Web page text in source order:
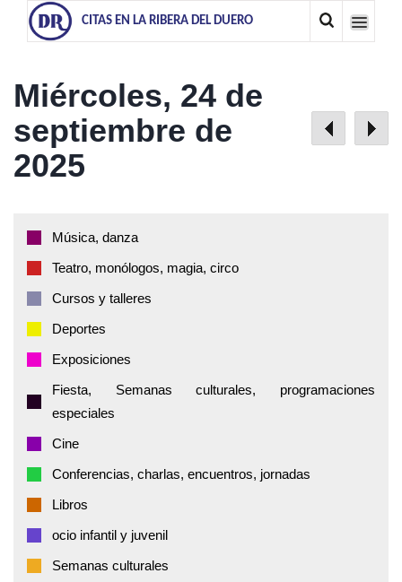
CITAS EN LA RIBERA DEL DUERO
Miércoles, 24 de
septiembre de
2025
Música, danza
Teatro, monólogos, magia, circo
Cursos y talleres
Deportes
Exposiciones
Fiesta, Semanas culturales, programaciones
especiales
Cine
Conferencias, charlas, encuentros, jornadas
Libros
ocio infantil y juvenil
Semanas culturales